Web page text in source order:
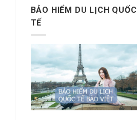
BẢO HIỂM DU LỊCH QUỐC
TẾ